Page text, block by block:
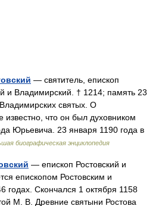
— святитель, епископ
и Владимирский. † 1214; память 23
святых. О
что он был духовником
Юрьевича. 23 января 1190 года в
биографическая энциклопедия
— епископ Ростовский и
епископом Ростовским и
годах. Скончался 1 октября 1158
М. В. Древние святыни Ростова